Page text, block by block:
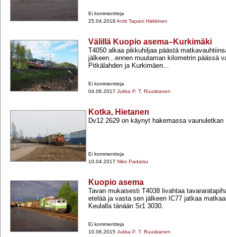
Ei kommentteja
25.04.2018 Antti Tapani Häkkinen
Välillä Kuopio asema–Kurkimäki
T4050 alkaa pikkuhiljaa päästä
jälkeen...ennen muutaman kilometrin päässä
Pitkälahden ja Kurkimäen...
Ei kommentteja
04.06.2017 Jukka P. T. Ruuskanen
Kotka, Hietanen
Dv12 2629 on käynyt hakemassa vaunuletkan
Ei kommentteja
10.04.2017 Niko Padatsu
Kuopio asema
Tavan mukaisesti T4038 livahtaa
etelää ja vasta sen jälkeen IC77 jatkaa
Keulalla tänään Sr1 3030.
Ei kommentteja
10.06.2015 Jukka P. T. Ruuskanen